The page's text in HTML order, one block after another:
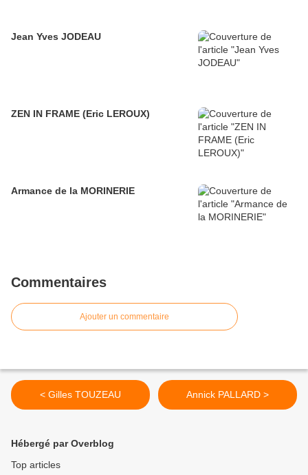
Jean Yves JODEAU
ZEN IN FRAME (Eric LEROUX)
Armance de la MORINERIE
Commentaires
Ajouter un commentaire
< Gilles TOUZEAU Annick PALLARD >
Hébergé par Overblog
Top articles